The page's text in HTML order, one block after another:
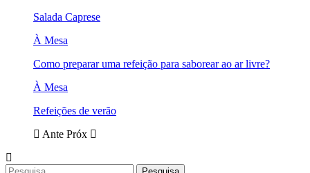
Salada Caprese
À Mesa
Como preparar uma refeição para saborear ao ar livre?
À Mesa
Refeições de verão
Ante Próx